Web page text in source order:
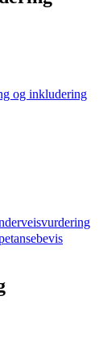
og inkludering